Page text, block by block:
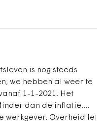
is nog steeds
we hebben al weer te
1-1-2021. Het
dan de inflatie....
werkgever. Overheid let